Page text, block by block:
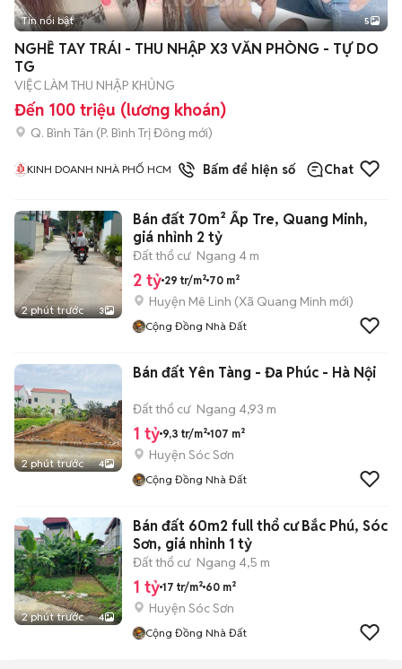
Tin nổi bật 5
NGHỀ TAY TRÁI - THU NHẬP X3 VĂN PHÒNG - TỰ DO
TG
VIỆC LÀM THU NHẬP KHỦNG
Đến 100 triệu (lương khoán)
Q. Bình Tân (P. Bình Trị Đông mới)
KINH DOANH NHÀ PHỐ HCM 1đã bánBấm để hiện số Chat
2 phút trước 3
Bán đất 70m² Ấp Tre, Quang Minh,
giá nhỉnh 2 tỷ
Đất thổ cư Ngang 4 m
2 tỷ 29 tr/m² 70 m²
Huyện Mê Linh (Xã Quang Minh mới)
Cộng Đồng Nhà Đất
2 phút trước 4
Bán đất Yên Tàng - Đa Phúc - Hà Nội
Đất thổ cư Ngang 4,93 m
1 tỷ 9,3 tr/m² 107 m²
Huyện Sóc Sơn
Cộng Đồng Nhà Đất
2 phút trước 4
Bán đất 60m2 full thổ cư Bắc Phú, Sóc
Sơn, giá nhỉnh 1 tỷ
Đất thổ cư Ngang 4,5 m
1 tỷ 17 tr/m² 60 m²
Huyện Sóc Sơn
Cộng Đồng Nhà Đất